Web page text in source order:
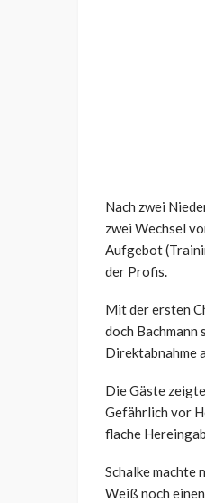
Nach zwei
zwei Wechsel
Aufgebot
der Profis.
Mit der ersten
doch Bachmann
Direktabnahme
Die Gäste
Gefährlich vor
flache
Schalke machte
Weiß noch